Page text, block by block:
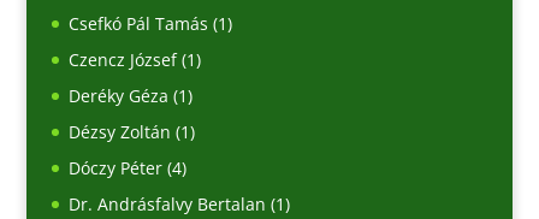
Csefkó Pál Tamás (1)
Czencz József(1)
Deréky Géza (1)
Dézsy Zoltán (1)
Dóczy Péter(4)
Dr. Andrásfalvy Bertalan (1)